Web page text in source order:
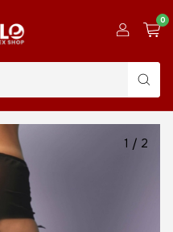
0
1 / 2